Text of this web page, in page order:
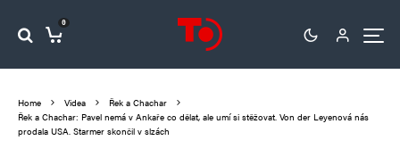
0
Home Videa
Řek a Chachar
Řek a Chachar: Pavel nemá v Ankaře co dělat, ale umí si stěžovat. Von der Leyenová nás
prodala USA. Starmer skončil v slzách